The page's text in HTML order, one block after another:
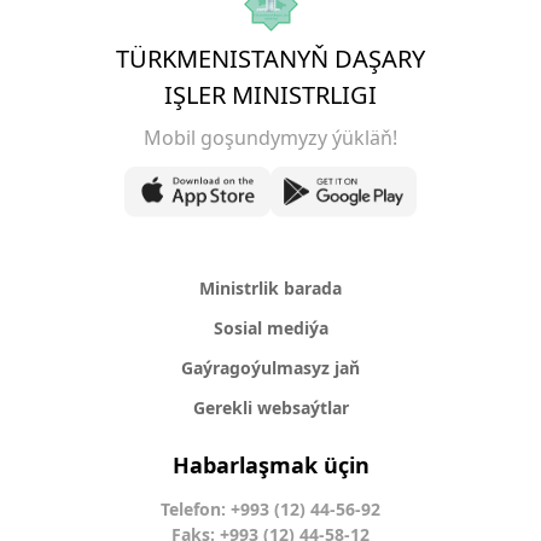
TÜRKMENISTANYŇ DAŞARY
IŞLER MINISTRLIGI
Mobil goşundymyzy ýükläň!
Ministrlik barada
Sosial mediýa
Gaýragoýulmasyz jaň
Gerekli websaýtlar
Habarlaşmak üçin
Telefon: +993 (12) 44-56-92
Faks: +993 (12) 44-58-12